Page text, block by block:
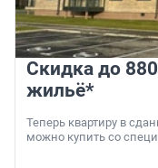
Скидка до
жильё*
Теперь квартиру в
можно купить со